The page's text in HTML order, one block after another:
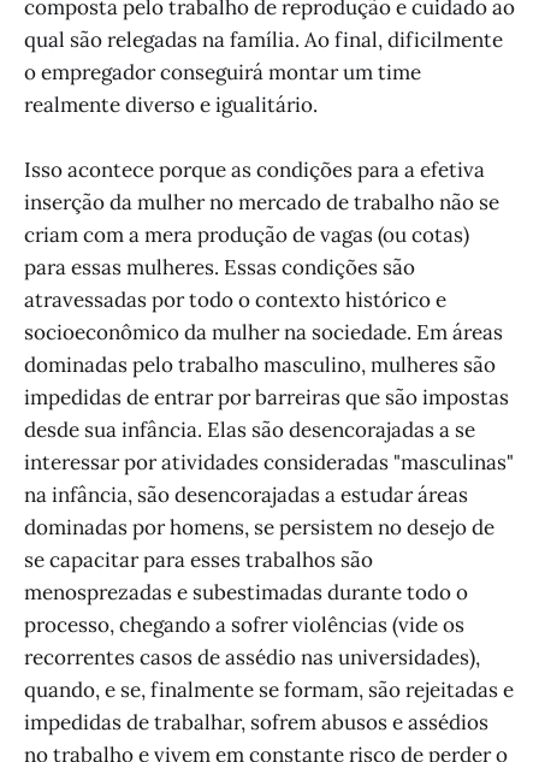
composta pelo trabalho de reprodução e cuidado ao
qual são relegadas na família. Ao final, dificilmente
o empregador conseguirá montar um time
realmente diverso e igualitário.
Isso acontece porque as condições para a efetiva
inserção da mulher no mercado de trabalho não se
criam com a mera produção de vagas (ou cotas)
para essas mulheres. Essas condições são
atravessadas por todo o contexto histórico e
socioeconômico da mulher na sociedade. Em áreas
dominadas pelo trabalho masculino, mulheres são
impedidas de entrar por barreiras que são impostas
desde sua infância. Elas são desencorajadas a se
interessar por atividades consideradas "masculinas"
na infância, são desencorajadas a estudar áreas
dominadas por homens, se persistem no desejo de
se capacitar para esses trabalhos são
menosprezadas e subestimadas durante todo o
processo, chegando a sofrer violências (vide os
recorrentes casos de assédio nas universidades),
quando, e se, finalmente se formam, são rejeitadas e
impedidas de trabalhar, sofrem abusos e assédios
no trabalho e vivem em constante risco de perder o